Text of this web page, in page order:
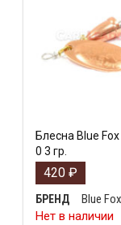
Блесна Blue Fox
0 3 гр.
420 ₽
БРЕНД
Blue Fox
Нет в наличии